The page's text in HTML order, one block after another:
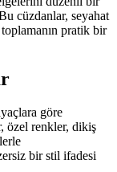
cüzdanlar, seyahat
pratik bir
göre
özel renkler, dikiş
bir stil ifadesi